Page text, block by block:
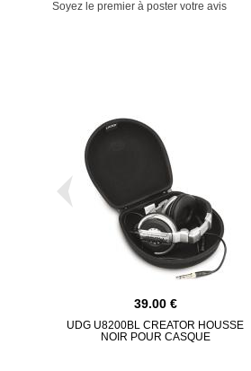
Soyez le premier à poster votre avis
39.00
UDG U8200BL CREATOR HOUSSE
NOIR POUR CASQUE